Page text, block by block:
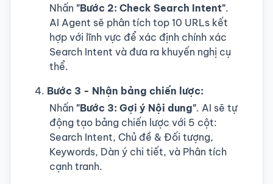
Nhấn "Bước 2: Check Search Intent".
AI Agent sẽ phân tích top 10 URLs kết
hợp với lĩnh vực để xác định chính xác
Search Intent và đưa ra khuyến nghị cụ
thể.
Bước 3 - Nhận bảng chiến lược:
Nhấn "Bước 3: Gợi ý Nội dung". AI sẽ tự
động tạo bảng chiến lược với 5 cột:
Search Intent, Chủ đề & Đối tượng,
Keywords, Dàn ý chi tiết, và Phân tích
cạnh tranh.